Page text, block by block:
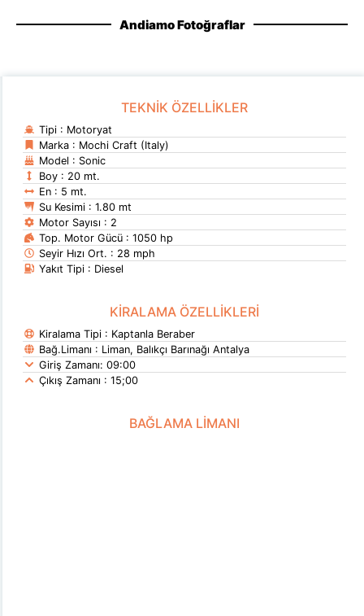
Andiamo Fotoğraflar
TEKNİK ÖZELLİKLER
Tipi : Motoryat
Marka : Mochi Craft (Italy)
Model : Sonic
Boy : 20 mt.
En : 5 mt.
Su Kesimi : 1.80 mt
Motor Sayısı : 2
Top. Motor Gücü : 1050 hp
Seyir Hızı Ort. : 28 mph
Yakıt Tipi : Diesel
KİRALAMA ÖZELLİKLERİ
Kiralama Tipi : Kaptanla Beraber
Bağ.Limanı : Liman, Balıkçı Barınağı Antalya
Giriş Zamanı: 09:00
Çıkış Zamanı : 15;00
BAĞLAMA LİMANI